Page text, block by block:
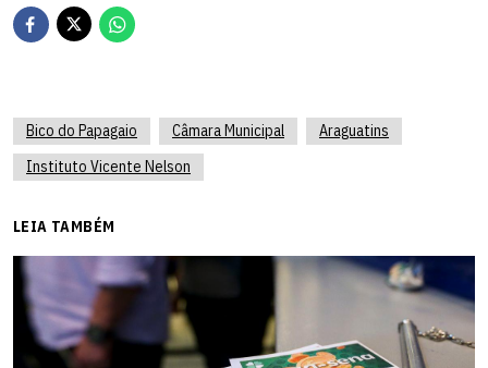
Bico do Papagaio Câmara Municipal
Araguatins
Instituto Vicente Nelson
LEIA TAMBÉM